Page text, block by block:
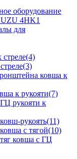
оборудование
4HK1
для
ковша к
к рукояти(7)
рукояти к
рукоять(11)
с тягой(10)
ковша с ГЦ